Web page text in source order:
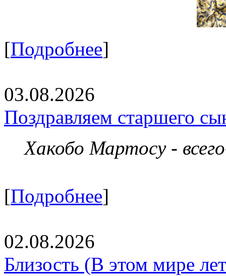
[Подробнее]
03.08.2026
Поздравляем старшего
Хакобо Мартосу -
[Подробнее]
02.08.2026
Близость (В этом мире